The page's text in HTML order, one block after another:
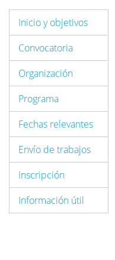
Inicio y objetivos
Convocatoria
Organización
Programa
Fechas relevantes
Envío de trabajos
Inscripción
Información útil